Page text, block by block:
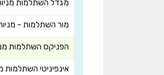
מגדל השתלמות
מור השתלמות -
הפניקס השתלמות
אינפיניטי השתלמות